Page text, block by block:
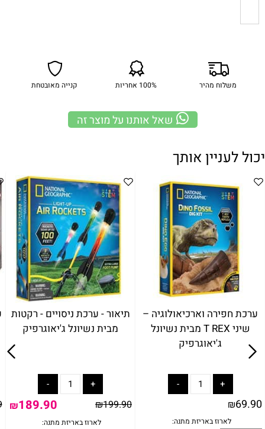
משלוח מהיר 100% אחריות קנייה מאובטחת
שאל אותנו על מוצר זה
יכול לעניין אותך
תיאור - ערכת ניסויים - רקטות
מבית נשיונל ג'יאוגרפיק
₪199.90
₪189.90
ערכת חפירה וארכיאולוגיה –
שיני T REX מבית נשיונל
ג'יאוגרפיק
₪69.90